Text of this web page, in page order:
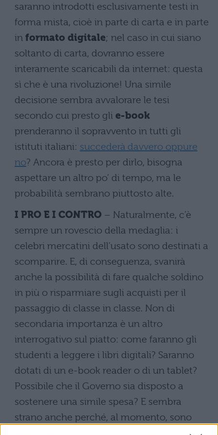
saranno introdotti esclusivamente testi in
forma mista, cioè in parte di carta e in parte
in formato digitale; nel caso in cui siano
soltanto di carta, dovranno essere
interamente scaricabili da internet: questa
sì che è una rivoluzione! Una simile
decisione sembra avvalorare le tesi
secondo cui presto gli e-book
prenderanno il sopravvento in tutti gli
istituti italiani: succederà davvero oppure
no? Ancora è presto per dirlo, bisogna
aspettare un altro po’ di tempo, ma le
probabilità sembrano piuttosto alte.
I PRO E I CONTRO – Naturalmente, c’è
sempre un rovescio della medaglia: i
celebri mercatini dell’usato sono destinati a
scomparire. E, di conseguenza, svanirà
anche la possibilità di fare qualche soldino
in più o risparmiare sugli acquisti per il
passaggio di classe in classe. Non di
secondaria importanza è un altro
interrogativo sul piatto: come faranno gli
studenti a leggere i libri digitali? Saranno
dotati di un e-book reader o di un tablet?
Possibile che il Governo sia disposto a
sostenere una simile spesa? E sembra
strano anche perché, al momento, sono